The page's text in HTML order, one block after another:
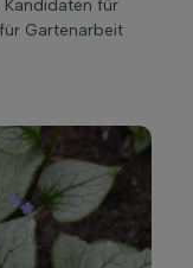
für
Gartenarbeit